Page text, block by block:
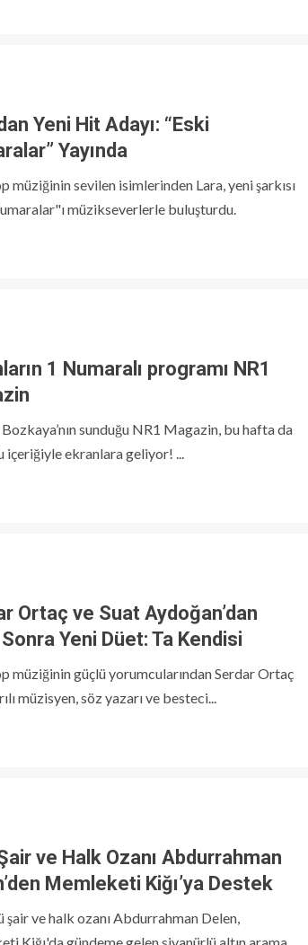
Yeni Hit Adayı: “Eski
Yayında
müziğinin sevilen isimlerinden Lara, yeni şarkısı
müzikseverlerle buluşturdu.
1 Numaralı programı NR1
sunduğu NR1 Magazin, bu hafta da
içeriğiyle ekranlara geliyor! ...
Ortaç ve Suat Aydoğan’dan
Sonra Yeni Düet: Ta Kendisi
müziğinin güçlü yorumcularından Serdar Ortaç
müzisyen, söz yazarı ve besteci...
ve Halk Ozanı Abdurrahman
Memleketi Kiğı’ya Destek
şair ve halk ozanı Abdurrahman Delen,